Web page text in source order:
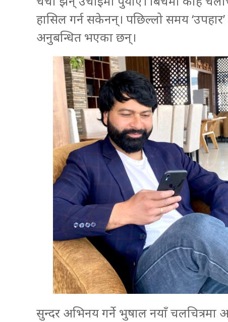
हासिल गर्न सकेनन्। पछिल्लो समय
अनुबन्धित भएका छन्।
सुन्दर अभिनय गर्ने भुषाल नयाँ चलचित्रमा